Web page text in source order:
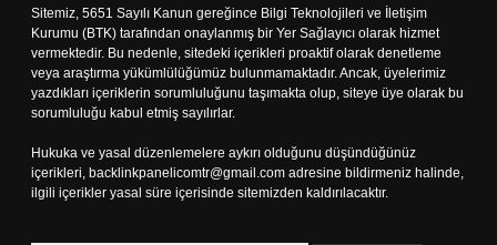
Sitemiz, 5651 Sayılı Kanun gereğince Bilgi Teknolojileri ve İletişim
Kurumu (BTK) tarafından onaylanmış bir Yer Sağlayıcı olarak hizmet
vermektedir. Bu nedenle, sitedeki içerikleri proaktif olarak denetleme
veya araştırma yükümlülüğümüz bulunmamaktadır. Ancak, üyelerimiz
yazdıkları içeriklerin sorumluluğunu taşımakta olup, siteye üye olarak bu
sorumluluğu kabul etmiş sayılırlar.
Hukuka ve yasal düzenlemelere aykırı olduğunu düşündüğünüz
içerikleri, backlinkpanelicomtr@gmail.com adresine bildirmeniz halinde,
ilgili içerikler yasal süre içerisinde sitemizden kaldırılacaktır.